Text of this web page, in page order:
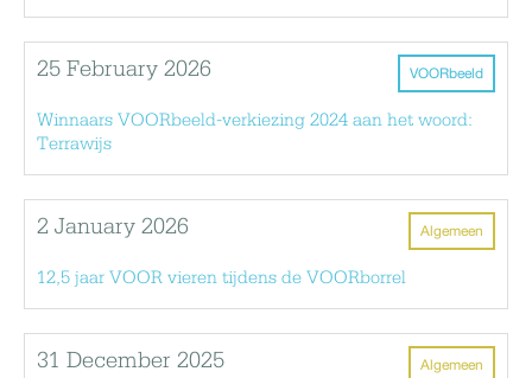
VOORbeeld
25 February 2026
Winnaars VOORbeeld-verkiezing 2024 aan het woord:
Terrawijs
Algemeen
2 January 2026
12,5 jaar VOOR vieren tijdens de VOORborrel
Algemeen
31 December 2025